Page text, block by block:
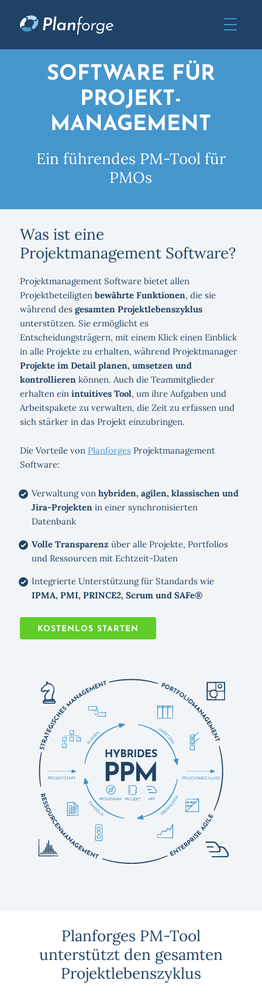
SOFTWARE FÜR
PROJEKT­
MANAGEMENT
Ein führendes PM-Tool für
PMOs
Was ist eine
Projektmanagement Software?
Projektmanagement Software bietet allen
Projektbeteiligten bewährte Funktionen, die sie
während des gesamten Projektlebenszyklus
unterstützen. Sie ermöglicht es
Entscheidungsträgern, mit einem Klick einen Einblick
in alle Projekte zu erhalten, während Projektmanager
Projekte im Detail planen, umsetzen und
kontrollierenkönnen. Auch die Teammitglieder
erhalten ein intuitives Tool, um ihre Aufgaben und
Arbeitspakete zu verwalten, die Zeit zu erfassen und
sich stärker in das Projekt einzubringen.
Die Vorteile von PlanforgesProjektmanagement
Software:
Verwaltung von hybriden, agilen, klassischen und
Jira-Projektenin einer synchronisierten
Datenbank
Volle Transparenzüber alle Projekte, Portfolios
und Ressourcen mit Echtzeit-Daten
Integrierte Unterstützung für Standards wie
IPMA, PMI, PRINCE2, Scrum und SAFe®
KOSTENLOS STARTEN
Planforges PM-Tool
unterstützt den gesamten
Projektlebenszyklus